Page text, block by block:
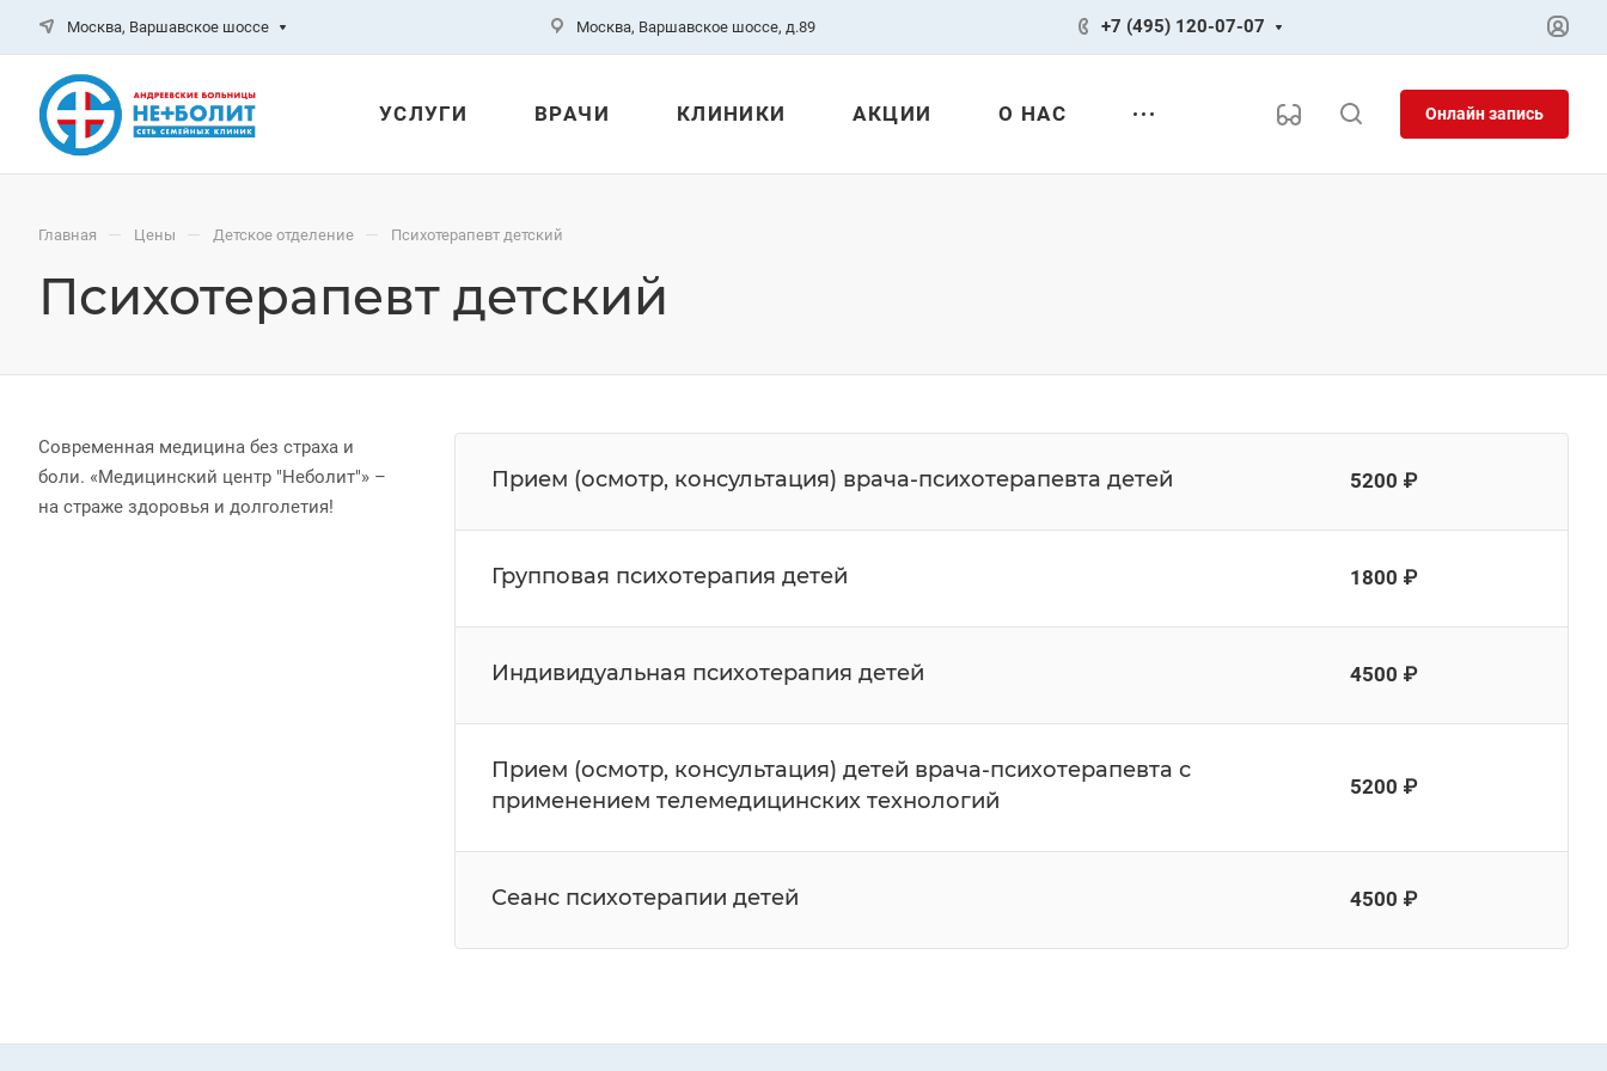
Москва, Варшавское шоссе Москва, Варшавское шоссе, д.89 +7 (495) 120-07-07
УСЛУГИ ВРАЧИ КЛИНИКИ АКЦИИ О НАС Онлайн запись
Главная — Цены — Детское отделение — Психотерапевт детский
Психотерапевт детский
Прием (осмотр, консультация) врача-психотерапевта детей 5200 ₽
Групповая психотерапия детей 1800 ₽
Индивидуальная психотерапия детей 4500 ₽
Прием (осмотр, консультация) детей врача-психотерапевта с
применением телемедицинских технологий
5200 ₽
Сеанс психотерапии детей 4500 ₽
Современная медицина без страха и
боли. «Медицинский центр "Неболит"» –
на страже здоровья и долголетия!